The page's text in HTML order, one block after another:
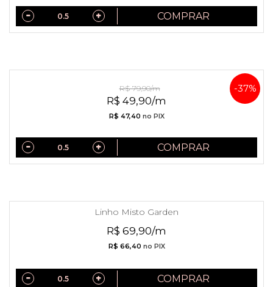
COMPRAR
R$ 49,90/m
R$ 79,90/m -37%
R$ 47,40 no PIX
COMPRAR
Linho Misto Garden
R$ 69,90/m
R$ 66,40 no PIX
COMPRAR